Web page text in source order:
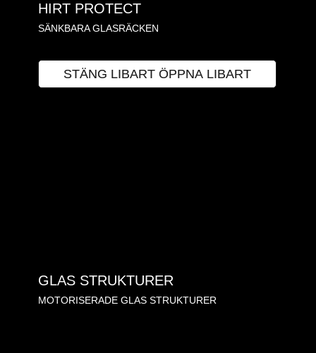
HIRT PROTECT
SÄNKBARA GLASRÄCKEN
STÄNG LIBART ÖPPNA LIBART
GLAS STRUKTURER
MOTORISERADE GLAS STRUKTURER